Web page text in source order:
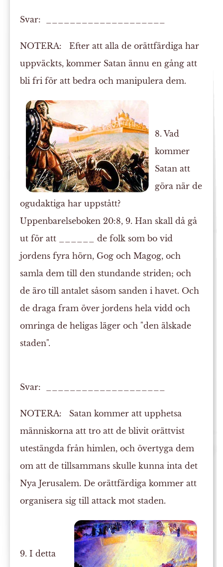
Svar: ____________________
NOTERA: Efter att alla de orättfärdiga har
uppväckts, kommer Satan ännu en gång att
bli fri för att bedra och manipulera dem.
8. Vad
kommer
Satan att
göra när de
ogudaktiga har uppstått?
Uppenbarelseboken 20:8, 9. Han skall då gå
ut för att ______ de folk som bo vid
jordens fyra hörn, Gog och Magog, och
samla dem till den stundande striden; och
de äro till antalet såsom sanden i havet. Och
de draga fram över jordens hela vidd och
omringa de heligas läger och "den älskade
staden".
Svar: ____________________
NOTERA: Satan kommer att upphetsa
människorna att tro att de blivit orättvist
utestängda från himlen, och övertyga dem
om att de tillsammans skulle kunna inta det
Nya Jerusalem. De orättfärdiga kommer att
organisera sig till attack mot staden.
9. I detta